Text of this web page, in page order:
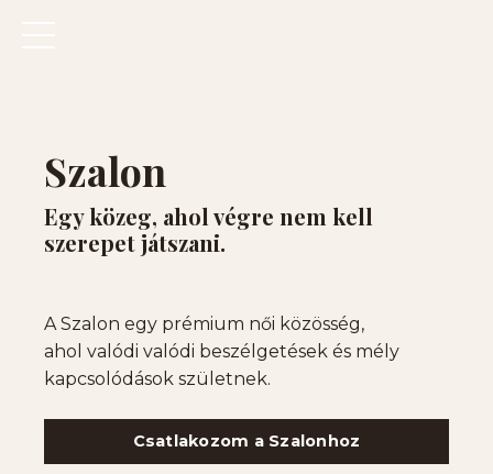
Szalon
Egy közeg, ahol végre nem kell
szerepet játszani.
A Szalon egy prémium női közösség,
ahol valódi valódi beszélgetések és mély
kapcsolódások születnek.
Csatlakozom a Szalonhoz